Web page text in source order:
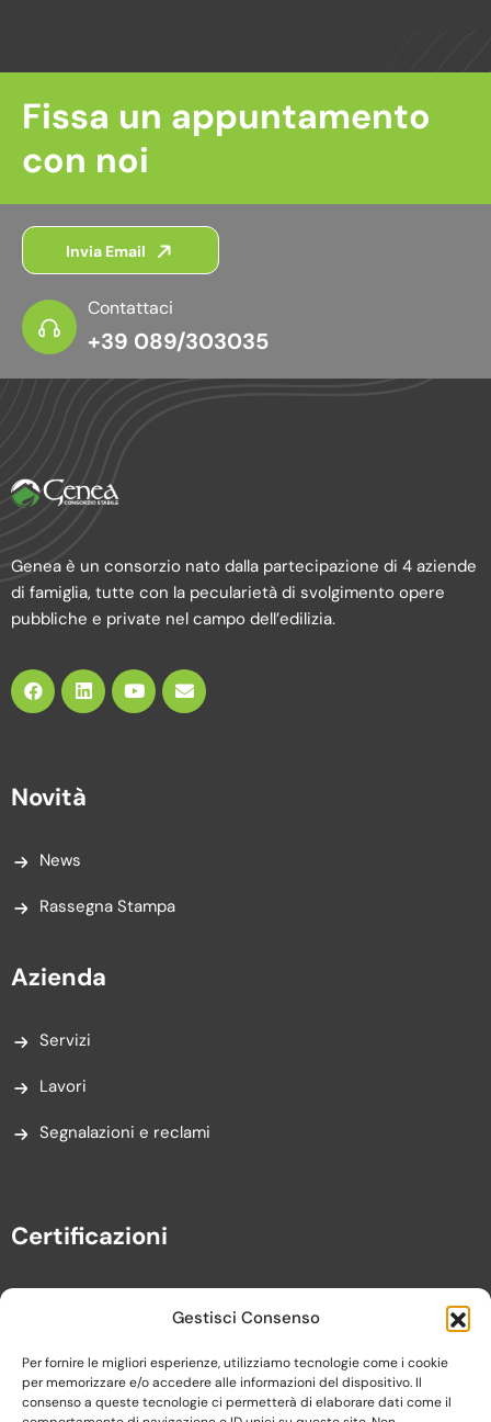
Gestisci Consenso
Per fornire le migliori esperienze, utilizziamo tecnologie come i cookie
per memorizzare e/o accedere alle informazioni del dispositivo. Il
consenso a queste tecnologie ci permetterà di elaborare dati come il
Fissa un appuntamento
con noi
Invia Email
Contattaci
+39 089/303035
Genea è un consorzio nato dalla partecipazione di 4 aziende
di famiglia, tutte con la pecularietà di svolgimento opere
pubbliche e private nel campo dell’edilizia.
Novità
News
Rassegna Stampa
Azienda
Servizi
Lavori
Segnalazioni e reclami
Certificazioni